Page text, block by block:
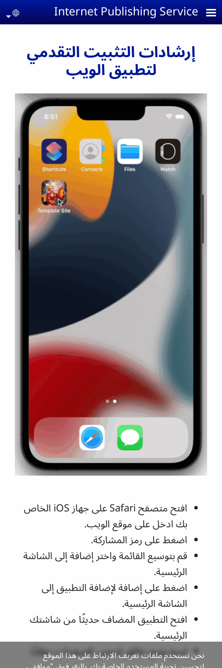
تجاوز إلى المحتوى الرئيسي
Internet Publishing Service
إرشادات التثبيت التقدمي
لتطبيق الويب
افتح متصفح Safari على جهاز iOS الخاص
بك ادخل على موقع الويب.
اضغط على رمز المشاركة.
قم بتوسيع القائمة واختر إضافة إلى الشاشة
الرئيسية.
اضغط على إضافة لإضافة التطبيق إلى
الشاشة الرئيسية.
افتح التطبيق المضاف حديثًا من شاشتك
الرئيسية.
امنح بضع دقائق لتخزين الصفحات مؤقتًا.
نحن نستخدم ملفات تعريف الارتباط على هذا الموقع